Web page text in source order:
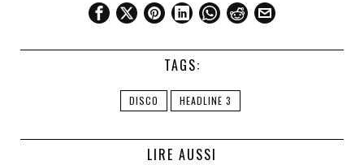
TAGS:
DISCO HEADLINE 3
LIRE AUSSI